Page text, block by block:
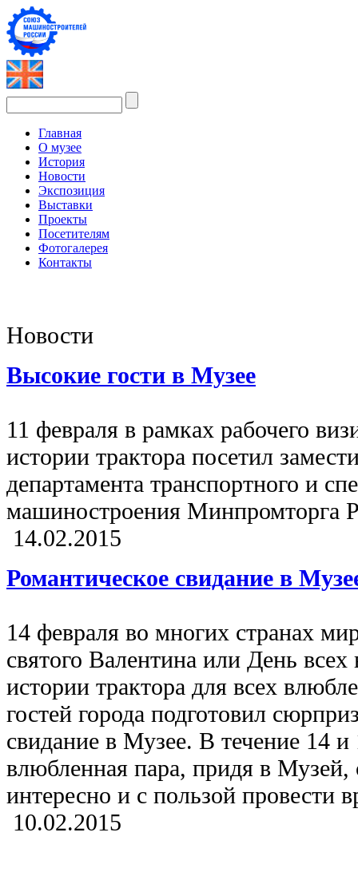
Главная
О музее
История
Новости
Экспозиция
Выставки
Проекты
Посетителям
Фотогалерея
Контакты
Новости
Высокие гости в Музее
11 февраля в рамках рабочего
истории трактора посетил
департамента транспортного и
машиностроения Минпромторга
14.02.2015
Романтическое свидание в
14 февраля во многих странах
святого Валентина или День
истории трактора для всех
гостей города подготовил
свидание в Музее. В течение 14
влюбленная пара, придя в Музей,
интересно и с пользой провести
10.02.2015